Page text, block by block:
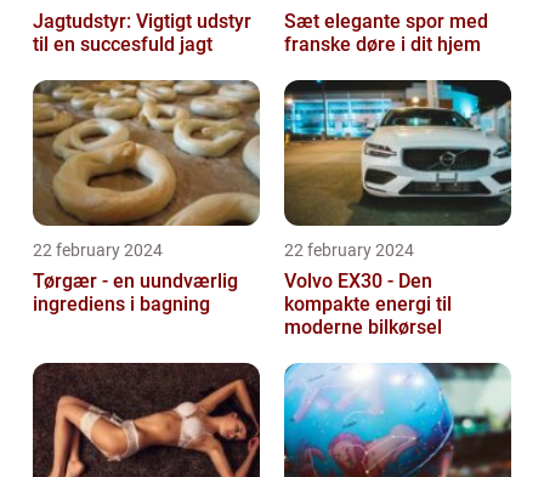
Jagtudstyr: Vigtigt udstyr
til en succesfuld jagt
Sæt elegante spor med
franske døre i dit hjem
22 february 2024
Tørgær - en uundværlig
ingrediens i bagning
22 february 2024
Volvo EX30 - Den
kompakte energi til
moderne bilkørsel